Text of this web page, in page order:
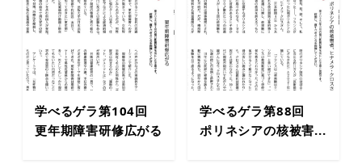
学べるゲラ第104回
更年期障害研修広がる
学べるゲラ第88回
ポリネシアの核被害...